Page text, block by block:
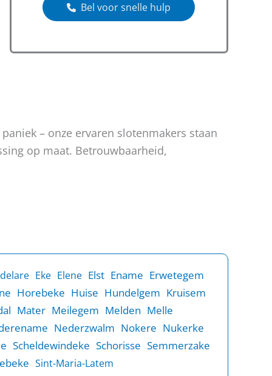
Bel voor snelle hulp
– onze ervaren slotenmakers staan
op maat. Betrouwbaarheid,
Eke Elene Elst Ename Erwetegem
Horebeke Huise Hundelgem Kruisem
Mater Meilegem Melden Melle
Nederzwalm Nokere Nukerke
Scheldewindeke Schorisse Semmerzake
Sint-Maria-Latem